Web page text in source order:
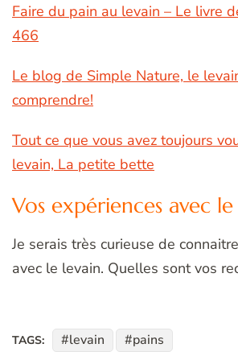
Faire du pain au levain – Le livre
466
Le blog de Simple Nature, le
comprendre!
Tout ce que vous avez toujours
levain, La petite bette
Vos expériences avec
Je serais très curieuse de
avec le levain. Quelles sont vos
TAGS: levain pains